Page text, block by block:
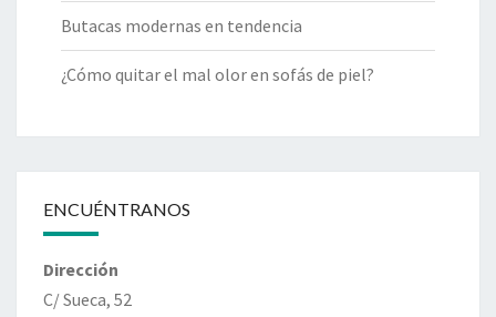
Butacas modernas en tendencia
¿Cómo quitar el mal olor en sofás de piel?
ENCUÉNTRANOS
Dirección
C/ Sueca, 52